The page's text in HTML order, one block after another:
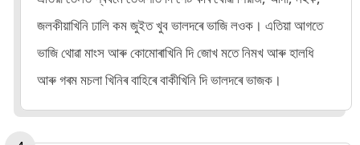
জলকীয়াখিনি ঢালি কম জুইত খুব ভালদৰে ভাজি লওক। এতিয়া আগতে
ভাজি থোৱা মাংস আৰু কোমোৰাখিনি দি জোখ মতে নিমখ আৰু হালধি
আৰু গৰম মচলা খিনিৰ বাহিৰে বাকীখিনি দি ভালদৰে ভাজক।